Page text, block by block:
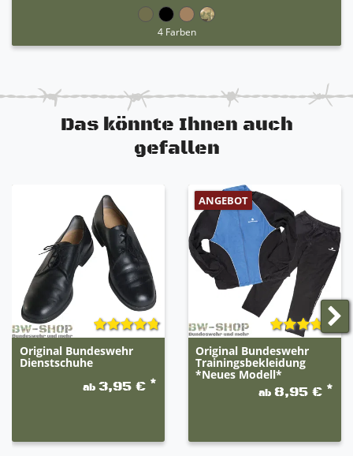
4 Farben
Das könnte Ihnen auch
gefallen
Original Bundeswehr
Dienstschuhe
ab3,95 € *
ANGEBOT
Original Bundeswehr
Trainingsbekleidung
*Neues Modell*
ab 8,95 € *